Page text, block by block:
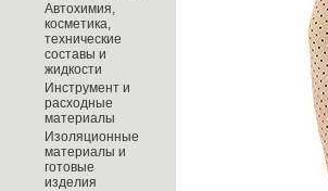
Автохимия,
косметика,
технические
составы и
жидкости
Инструмент и
расходные
материалы
Изоляционные
материалы и
готовые
изделия